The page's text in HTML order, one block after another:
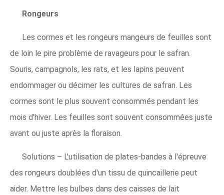
Rongeurs
Les cormes et les rongeurs mangeurs de feuilles sont
de loin le pire problème de ravageurs pour le safran.
Souris, campagnols, les rats, et les lapins peuvent
endommager ou décimer les cultures de safran. Les
cormes sont le plus souvent consommés pendant les
mois d'hiver. Les feuilles sont souvent consommées juste
avant ou juste après la floraison.
Solutions – L'utilisation de plates-bandes à l'épreuve
des rongeurs doublées d'un tissu de quincaillerie peut
aider. Mettre les bulbes dans des caisses de lait